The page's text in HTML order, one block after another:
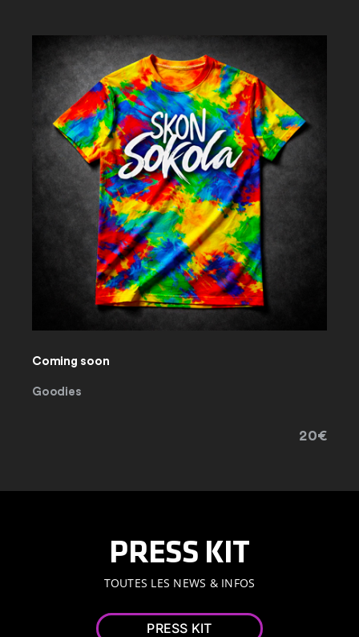
Coming soon
Goodies
20€
PRESS KIT
TOUTES LES NEWS & INFOS
PRESS KIT